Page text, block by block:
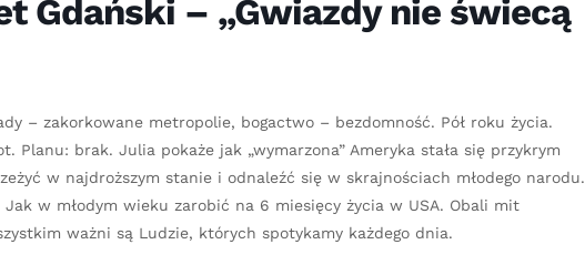
Gdański – „Gwiazdy nie świecą
– zakorkowane metropolie, bogactwo – bezdomność. Pół roku życia.
brak. Julia pokaże jak „wymarzona” Ameryka stała się przykrym
w najdroższym stanie i odnaleźć się w skrajnościach młodego narodu.
w młodym wieku zarobić na 6 miesięcy życia w USA. Obali mit
ważni są Ludzie, których spotykamy każdego dnia.